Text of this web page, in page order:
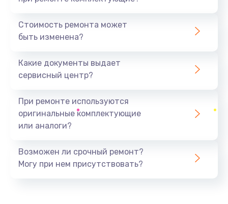
1440 руб.
Ремонт южного моста
Замена батарейки BIOS
Заказать
Стоимость ремонта может
быть изменена?
Какие документы выдает
сервисный центр?
При ремонте используются
оригинальные комплектующие
или аналоги?
Возможен ли срочный ремонт?
Могу при нем присутствовать?